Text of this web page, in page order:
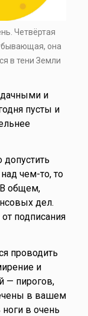
Четвёртая
она
в тени Земли
и
пусты и
чем-то, то
В общем,
дел.
подписания
проводить
и
— пирогов,
в вашем
в очень